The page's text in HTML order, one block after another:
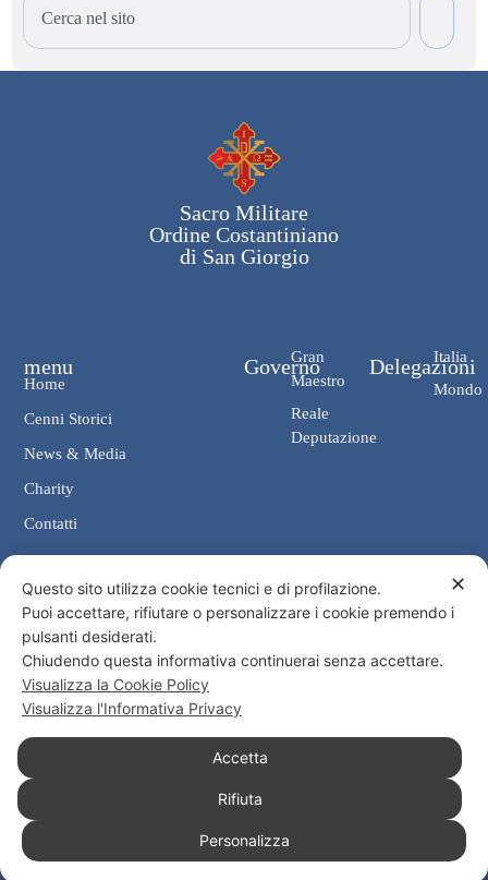
Sacro Militare
Ordine Costantiniano
di San Giorgio
Governo
Gran
Maestro
Reale
Deputazione
Delegazioni
Italia
Mondo
menu
Home
Cenni Storici
News & Media
Charity
Contatti
Contatti
Cancelleria: Via Giosuè Carducci, 4 00187 Roma
eMail: cancelleria@ordine-costantiniano.it
Tel. +39 06 47.41.190 +39 06 48.19.401
Social
Informativa Privacy
Consenso
✕
Questo sito utilizza cookie tecnici e di profilazione.
Puoi accettare, rifiutare o personalizzare i cookie premendo i
pulsanti desiderati.
Chiudendo questa informativa continuerai senza accettare.
Visualizza la Cookie Policy
Visualizza l'Informativa Privacy
Accetta
Rifiuta
Personalizza